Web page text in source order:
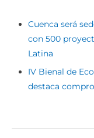
Cuenca será
con 500
Latina
IV Bienal de
destaca